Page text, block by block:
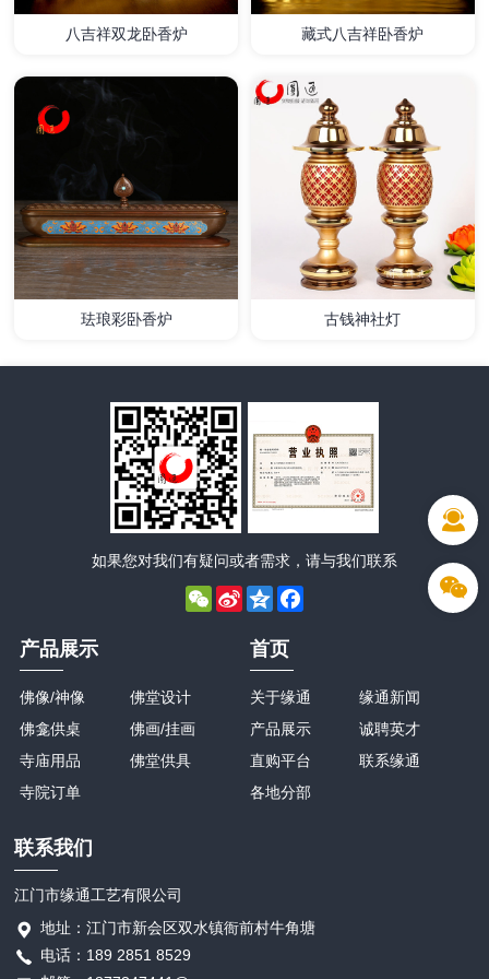
详情
八吉祥双龙卧香炉
详情
藏式八吉祥卧香炉
详情
珐琅彩卧香炉
详情
古钱神社灯
如果您对我们有疑问或者需求，请与我们联系
WeChat
Sina
Weibo
Qzone
产品展示
佛像/神像
佛龛供桌
寺庙用品
寺院订单
佛堂设计
佛画/挂画
佛堂供具
首页
关于缘通
产品展示
直购平台
各地分部
缘通新闻
诚聘英才
联系缘通
联系我们
江门市缘通工艺有限公司
地址：江门市新会区双水镇衙前村牛角塘
电话：189 2851 8529